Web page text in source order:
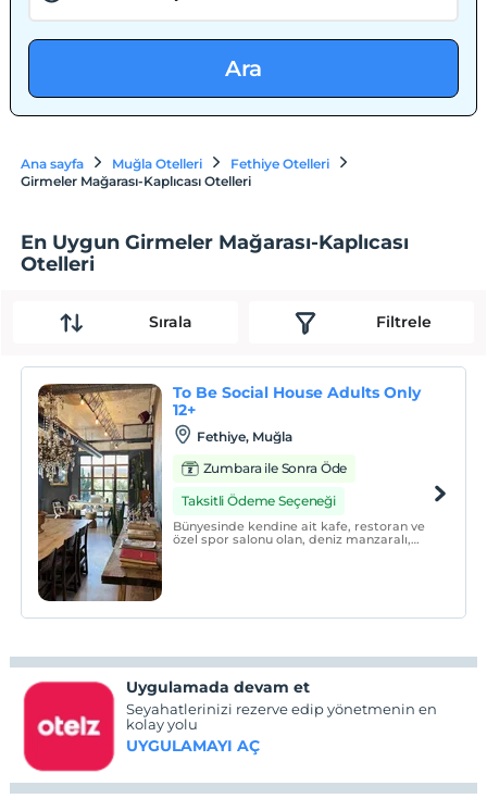
Ara
Ana sayfa Muğla Otelleri
Fethiye Otelleri
Girmeler Mağarası-Kaplıcası Otelleri
En Uygun Girmeler Mağarası-Kaplıcası
Otelleri
Sırala Filtrele
To Be Social House Adults Only
12+
Fethiye, Muğla
Zumbara ile Sonra Öde
Taksitli Ödeme Seçeneği
Bünyesinde kendine ait kafe, restoran ve
özel spor salonu olan, deniz manzaralı,
Uygulamada devam et
Seyahatlerinizi rezerve edip yönetmenin en
kolay yolu
UYGULAMAYI AÇ